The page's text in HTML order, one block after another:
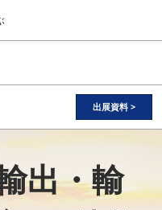
Tokyo Big Sight
出展資料 >
出・輸